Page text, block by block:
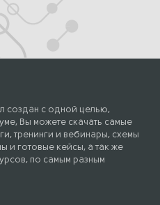
создан с одной целью,
Вы можете скачать самые
тренинги и вебинары, схемы
и готовые кейсы, а так же
по самым разным